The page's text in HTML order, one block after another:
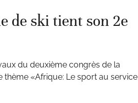
de ski tient son 2e
du deuxième congrès de la
thème «Afrique: Le sport au service